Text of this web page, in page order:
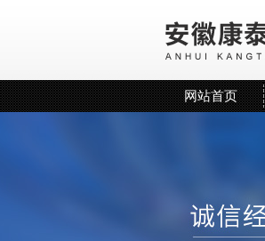
网站首页